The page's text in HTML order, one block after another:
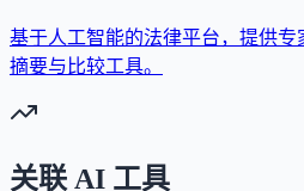
基于人工智能的法律平台，提供专
摘要与比较工具。
关联 AI 工具